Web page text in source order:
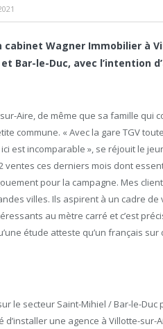
cabinet Wagner Immobilier à
Bar-le-Duc, avec l’intention
Aire, de même que sa famille qui
commune. « Avec la gare TGV
est incomparable », se réjouit le
ventes ces derniers mois dont
pour la campagne. Mes
villes. Ils aspirent à un cadre
au mètre carré et c’est
étude atteste qu’un français
le secteur Saint-Mihiel / Bar-le-
une agence à Villotte-sur-